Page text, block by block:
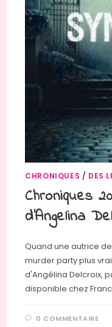
CHRONIQUES / DES
Chroniques
d’Angelina
Quand une autrice
murder party plus
d'Angélina Delcroix,
disponible chez
0 COMMENTAIRE